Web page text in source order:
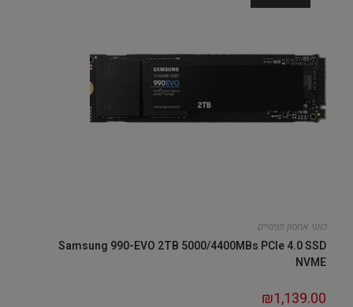
כונני אחסון פנימיים
Samsung 990-EVO 2TB 5000/4400MBs PCIe 4.0 SSD
NVME
₪1,139.00